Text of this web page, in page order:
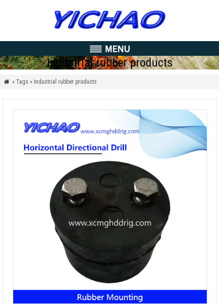
Industrial rubber products
 » Tags » Industrial rubber products